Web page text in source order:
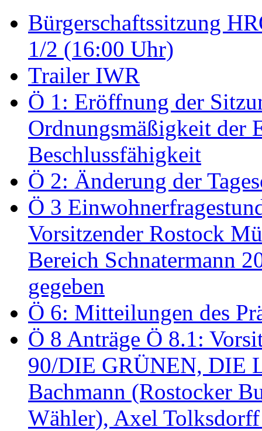
Bürgerschaftssitzung
1/2 (16:00 Uhr)
Trailer IWR
Ö 1: Eröffnung der
Ordnungsmäßigkeit der
Beschlussfähigkeit
Ö 2: Änderung der
Ö 3
Vorsitzender Rostock
Bereich Schnatermann
gegeben
Ö 6: Mitteilungen des
Ö 8 Anträge Ö 8.1:
90/DIE GRÜNEN, DIE
Bachmann (Rostocker
Wähler), Axel